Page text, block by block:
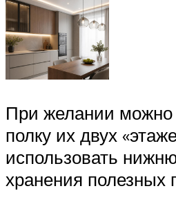
При желании можно
полку их двух
использовать
хранения полезных